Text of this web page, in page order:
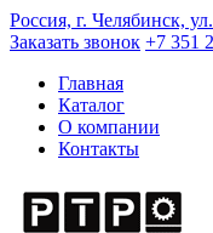
Россия, г. Челябинск,
Заказать звонок +7 351
Главная
Каталог
О компании
Контакты